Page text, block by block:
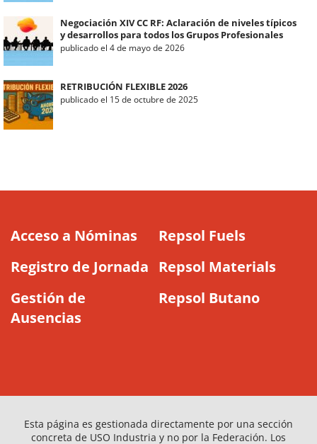
Negociación XIV CC RF: Aclaración de niveles típicos
y desarrollos para todos los Grupos Profesionales
publicado el 4 de mayo de 2026
RETRIBUCIÓN FLEXIBLE 2026
publicado el 15 de octubre de 2025
Acceso a Nóminas
Registro de Jornada
Gestión de
Ausencias
Repsol Fuels
Repsol Materials
Repsol Butano
Esta página es gestionada directamente por una sección
concreta de USO Industria y no por la Federación. Los